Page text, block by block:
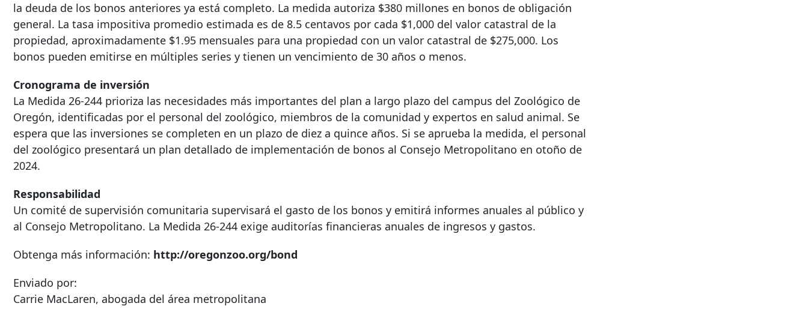
la deuda de los bonos anteriores ya está completo. La medida autoriza $380 millones en bonos de obligación
general. La tasa impositiva promedio estimada es de 8.5 centavos por cada $1,000 del valor catastral de la
propiedad, aproximadamente $1.95 mensuales para una propiedad con un valor catastral de $275,000. Los
bonos pueden emitirse en múltiples series y tienen un vencimiento de 30 años o menos.
Cronograma de inversión
La Medida 26-244 prioriza las necesidades más importantes del plan a largo plazo del campus del Zoológico de
Oregón, identificadas por el personal del zoológico, miembros de la comunidad y expertos en salud animal. Se
espera que las inversiones se completen en un plazo de diez a quince años. Si se aprueba la medida, el personal
del zoológico presentará un plan detallado de implementación de bonos al Consejo Metropolitano en otoño de
2024.
Responsabilidad
Un comité de supervisión comunitaria supervisará el gasto de los bonos y emitirá informes anuales al público y
al Consejo Metropolitano. La Medida 26-244 exige auditorías financieras anuales de ingresos y gastos.
Obtenga más información: http://oregonzoo.org/bond
Enviado por:
Carrie MacLaren, abogada del área metropolitana